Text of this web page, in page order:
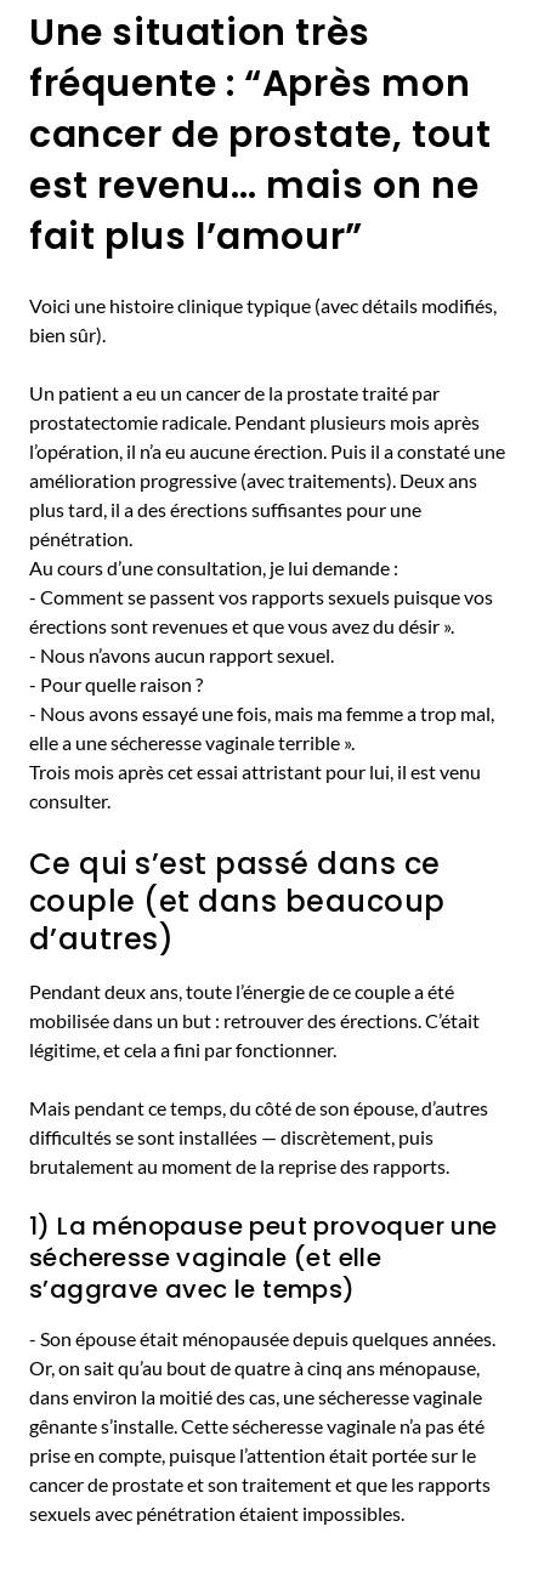
Une situation très
fréquente : “Après mon
cancer de prostate, tout
est revenu… mais on ne
fait plus l’amour”
Voici une histoire clinique typique (avec détails modifiés,
bien sûr).
Un patient a eu un cancer de la prostate traité par
prostatectomie radicale. Pendant plusieurs mois après
l’opération, il n’a eu aucune érection. Puis il a constaté une
amélioration progressive (avec traitements). Deux ans
plus tard, il a des érections suffisantes pour une
pénétration.
Au cours d’une consultation, je lui demande :
- Comment se passent vos rapports sexuels puisque vos
érections sont revenues et que vous avez du désir ».
- Nous n’avons aucun rapport sexuel.
- Pour quelle raison ?
- Nous avons essayé une fois, mais ma femme a trop mal,
elle a une sécheresse vaginale terrible ».
Trois mois après cet essai attristant pour lui, il est venu
consulter.
Ce qui s’est passé dans ce
couple (et dans beaucoup
d’autres)
Pendant deux ans, toute l’énergie de ce couple a été
mobilisée dans un but : retrouver des érections. C’était
légitime, et cela a fini par fonctionner.
Mais pendant ce temps, du côté de son épouse, d’autres
difficultés se sont installées — discrètement, puis
brutalement au moment de la reprise des rapports.
1) La ménopause peut provoquer une
sécheresse vaginale (et elle
s’aggrave avec le temps)
- Son épouse était ménopausée depuis quelques années.
Or, on sait qu’au bout de quatre à cinq ans ménopause,
dans environ la moitié des cas, une sécheresse vaginale
gênante s’installe. Cette sécheresse vaginale n’a pas été
prise en compte, puisque l’attention était portée sur le
cancer de prostate et son traitement et que les rapports
sexuels avec pénétration étaient impossibles.